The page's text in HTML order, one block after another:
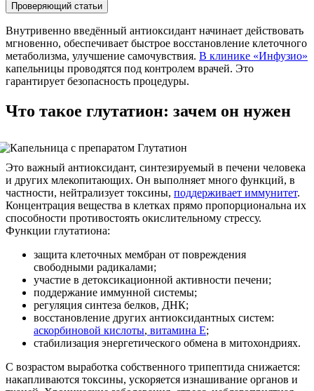
Проверяющий статьи
Внутривенно введённый антиоксидант начинает действовать
мгновенно, обеспечивает быстрое восстановление клеточного
метаболизма, улучшение самочувствия. В клинике «Инфузио»
капельницы проводятся под контролем врачей. Это
гарантирует безопасность процедуры.
Что такое глутатион: зачем он нужен
Это важный антиоксидант, синтезируемый в печени человека
и других млекопитающих. Он выполняет много функций, в
частности, нейтрализует токсины, поддерживает иммунитет.
Концентрация вещества в клетках прямо пропорциональна их
способности противостоять окислительному стрессу.
Функции глутатиона:
защита клеточных мембран от повреждения
свободными радикалами;
участие в детоксикационной активности печени;
поддержание иммунной системы;
регуляция синтеза белков, ДНК;
восстановление других антиоксидантных систем:
аскорбиновой кислоты, витамина Е;
стабилизация энергетического обмена в митохондриях.
С возрастом выработка собственного трипептида снижается:
накапливаются токсины, ускоряется изнашивание органов и